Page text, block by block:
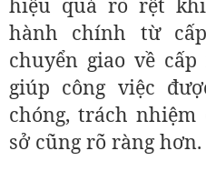
hành chính từ
chuyển giao về
giúp công việc
chóng, trách
sở cũng rõ ràng hơn.